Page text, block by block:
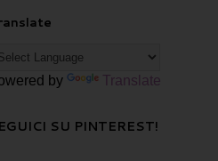
by Translate
SU PINTEREST!